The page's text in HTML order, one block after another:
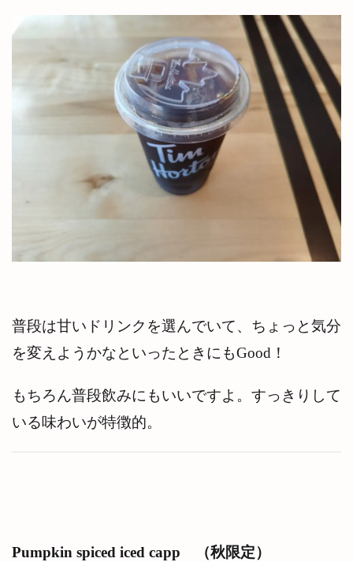
普段は甘いドリンクを選んでいて、ちょっと気分
を変えようかなといったときにもGood！
もちろん普段飲みにもいいですよ。すっきりして
いる味わいが特徴的。
Pumpkin spiced iced capp （秋限定）